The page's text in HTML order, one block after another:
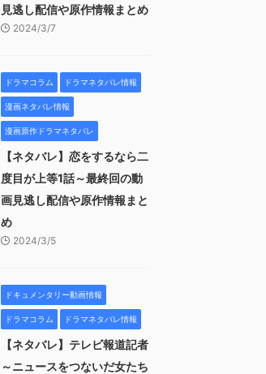
見逃し配信や原作情報まとめ
2024/3/7
ドラマコラム ドラマネタバレ情報
漫画ネタバレ情報
漫画原作ドラマネタバレ
【ネタバレ】恋をするなら二
度目が上等1話～最終回の動
画見逃し配信や原作情報まと
め
2024/3/5
ドキュメンタリー動画情報
ドラマコラム ドラマネタバレ情報
【ネタバレ】テレビ報道記者
～ニュースをつないだ女たち